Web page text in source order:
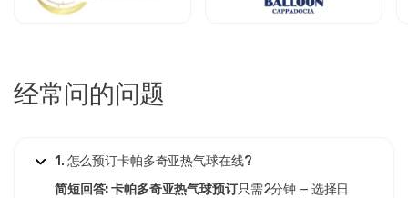
经常问的问题
1. 怎么预订卡帕多奇亚热气球在线?
简短回答:卡帕多奇亚热气球预订只需2分钟 — 选择日